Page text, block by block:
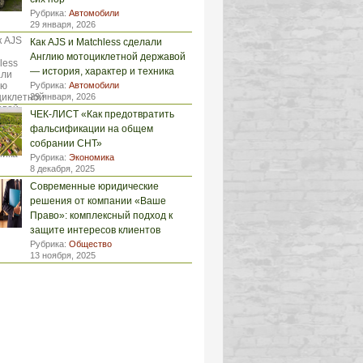
Рубрика: Автомобили
29 января, 2026
Как AJS и Matchless сделали
Англию мотоциклетной державой
— история, характер и техника
Рубрика: Автомобили
29 января, 2026
ЧЕК-ЛИСТ «Как предотвратить
фальсификации на общем
собрании СНТ»
Рубрика: Экономика
8 декабря, 2025
Современные юридические
решения от компании «Ваше
Право»: комплексный подход к
защите интересов клиентов
Рубрика: Общество
13 ноября, 2025